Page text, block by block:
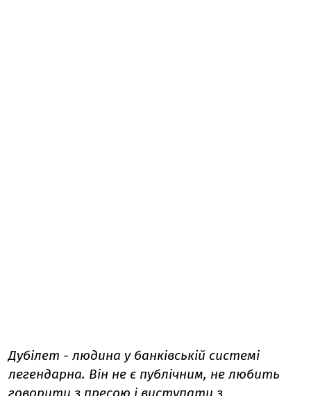
Дубілет - людина у банківській системі
легендарна. Він не є публічним, не любить